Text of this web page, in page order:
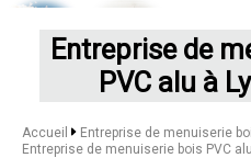
Entreprise de
PVC alu à
Accueil
Entreprise de menuiserie
Entreprise de menuiserie bois PVC